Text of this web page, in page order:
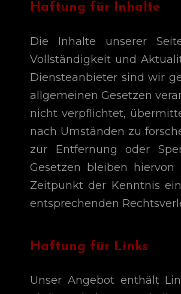
Haftung für Inhalte
Die Inhalte unserer
Vollständigkeit und
Diensteanbieter sind wir
allgemeinen Gesetzen
nicht verpflichtet,
nach Umständen zu
zur Entfernung oder
Gesetzen bleiben
Zeitpunkt der Kenntnis
entsprechenden
Haftung für Links
Unser Angebot enthält